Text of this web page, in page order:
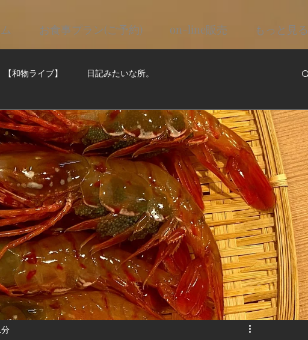
お食事プラン(ご予約) on-line販売 もっと見る
【和物ライブ】 日記みたいな所。